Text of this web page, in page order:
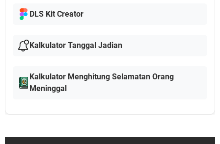
DLS Kit Creator
Kalkulator Tanggal Jadian
Kalkulator Menghitung Selamatan Orang
Meninggal